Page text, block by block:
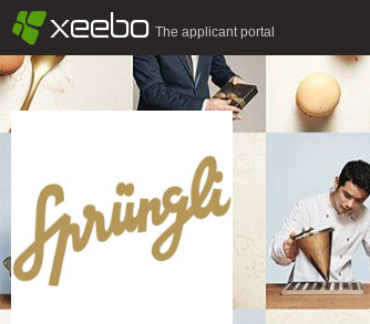
§xeebo The applicant portal